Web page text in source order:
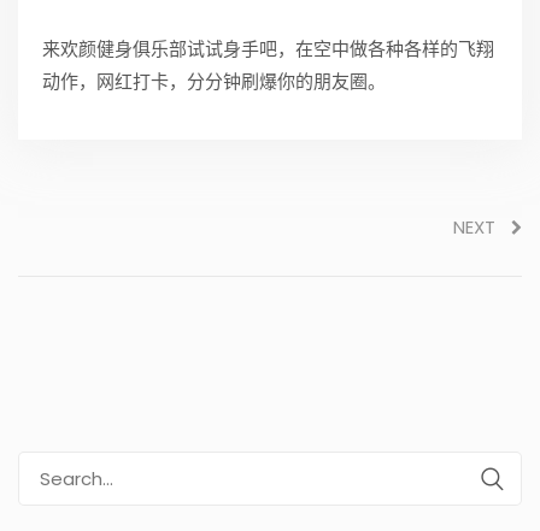
来欢颜健身俱乐部试试身手吧，在空中做各种各样的飞翔
动作，网红打卡，分分钟刷爆你的朋友圈。
NEXT
Search